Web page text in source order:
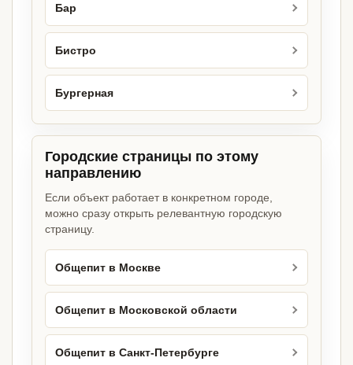
Бар
Бистро
Бургерная
Городские страницы по этому
направлению
Если объект работает в конкретном городе,
можно сразу открыть релевантную городскую
страницу.
Общепит в Москве
Общепит в Московской области
Общепит в Санкт-Петербурге